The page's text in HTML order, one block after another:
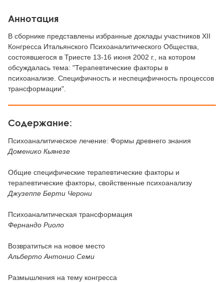
Аннотация
В сборнике представлены избранные доклады участников XII
Конгресса Итальянского Психоаналитического Общества,
состоявшегося в Триесте 13-16 июня 2002 г., на котором
обсуждалась тема: "Терапевтические факторы в
психоанализе. Специфичность и неспецифичность процессов
трансформации".
Содержание:
Психоаналитическое лечение: Формы древнего знания
Доменико Кьянезе
Общие специфические терапевтические факторы и
терапевтические факторы, свойственные психоанализу
Джузеппе Берти Черони
Психоаналитическая трансформация
Фернандо Риоло
Возвратиться на новое место
Альберто Антонио Семи
Размышления на тему конгресса